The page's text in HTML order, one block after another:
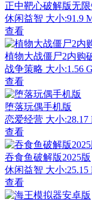
正中靶心破解版无
休闲益智 大小:91.9
查看
植物大战僵尸2内购
战争策略 大小:1.56
查看
堕落玩偶手机版
恋爱经营 大小:28.17
查看
吞食鱼破解版2025版
休闲益智 大小:25.15
查看